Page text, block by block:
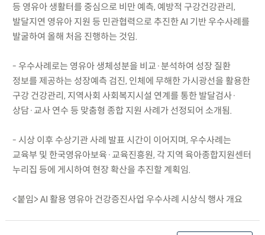
등 영유아 생활터를 중심으로 비만 예측, 예방적 구강건강관리,
발달지연 영유아 지원 등 민관협력으로 추진한 AI 기반 우수사례를
발굴하여 올해 처음 진행하는 것임.
- 우수사례로는 영유아 생체성분을 비교·분석하여 성장 질환
정보를 제공하는 성장예측 검진, 인체에 무해한 가시광선을 활용한
구강 건강관리, 지역사회 사회복지시설 연계를 통한 발달검사·
상담·교사 연수 등 맞춤형 종합 지원 사례가 선정되어 소개됨.
- 시상 이후 수상기관 사례 발표 시간이 이어지며, 우수사례는
교육부 및 한국영유아보육·교육진흥원, 각 지역 육아종합지원센터
누리집 등에 게시하여 현장 확산을 추진할 계획임.
<붙임> AI 활용 영유아 건강증진사업 우수사례 시상식 행사 개요